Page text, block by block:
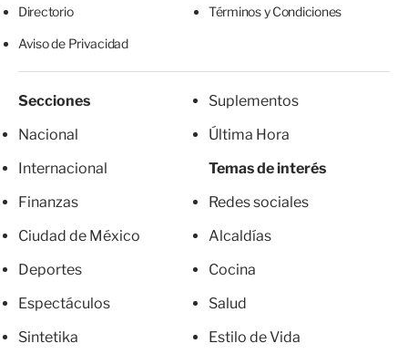
Directorio Términos y Condiciones
Aviso de Privacidad
Secciones
Nacional
Internacional
Finanzas
Ciudad de México
Deportes
Espectáculos
Sintetika
Suplementos
Última Hora
Temas de interés
Redes sociales
Alcaldías
Cocina
Salud
Estilo de Vida